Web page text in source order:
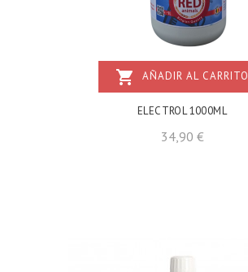
shopping_cart AÑADIR AL CARRITO
ELECTROL 1000ML
34,90 €Precio